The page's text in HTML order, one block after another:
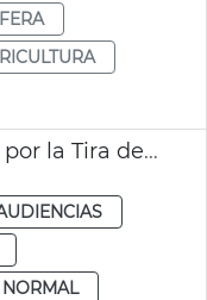
El ayuntamiento apuesta por la Tira de Comptar de Mercavalència
NORMAL